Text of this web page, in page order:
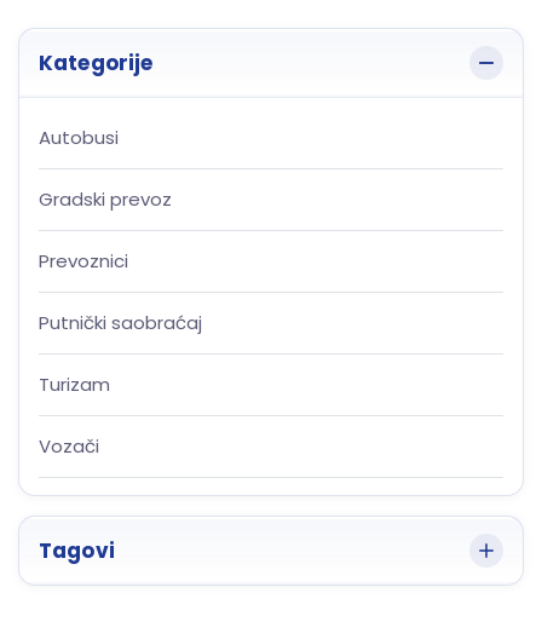
Kategorije
Autobusi
Gradski prevoz
Prevoznici
Putnički saobraćaj
Turizam
Vozači
Tagovi